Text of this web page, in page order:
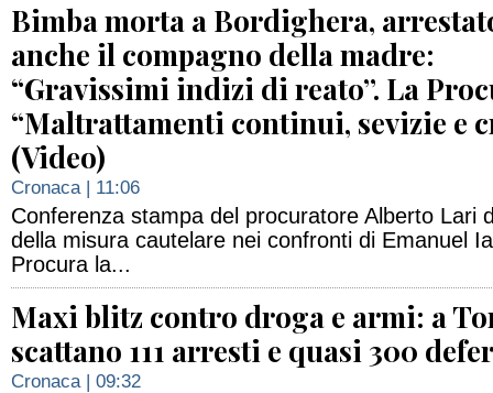
Bimba morta a Bordighera,
anche il compagno della madre:
“Gravissimi indizi di reato”. La
“Maltrattamenti continui, sevizie e
(Video)
Cronaca| 11:06
Conferenza stampa del procuratore Alberto Lari
della misura cautelare nei confronti di Emanuel
Procura la...
Maxi blitz contro droga e armi: a
scattano 111 arresti e quasi 300
Cronaca| 09:32